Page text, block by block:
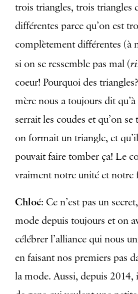
trois triangles, trois triangles
différentes parce qu’on est
complètement différentes (à
si on se ressemble pas mal (
coeur! Pourquoi des
mère nous a toujours dit
serrait les coudes et qu’on
on formait un triangle, et
pouvait faire tomber ça! Le
vraiment notre unité et notre
Chloé: Ce n’est pas un
mode depuis toujours et on
célébrer l’alliance qui nous
en faisant nos premiers pas
la mode. Aussi, depuis 2014,